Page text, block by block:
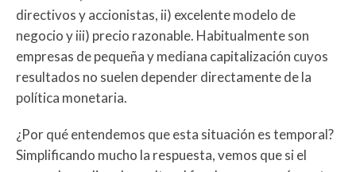
directivos y accionistas, ii) excelente modelo de
negocio y iii) precio razonable. Habitualmente son
empresas de pequeña y mediana capitalización cuyos
resultados no suelen depender directamente de la
política monetaria.
¿Por qué entendemos que esta situación es temporal?
Simplificando mucho la respuesta, vemos que si el